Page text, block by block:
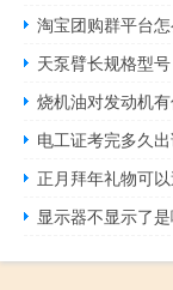
淘宝团购群平台怎
天泵臂长规格型号
烧机油对发动机
电工证考完多久
正月拜年礼物可
显示器不显示了